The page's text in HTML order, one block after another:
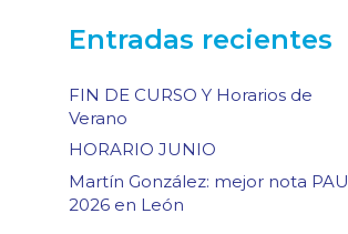
Entradas recientes
FIN DE CURSO Y Horarios de
Verano
HORARIO JUNIO
Martín González: mejor nota PAU
2026 en León